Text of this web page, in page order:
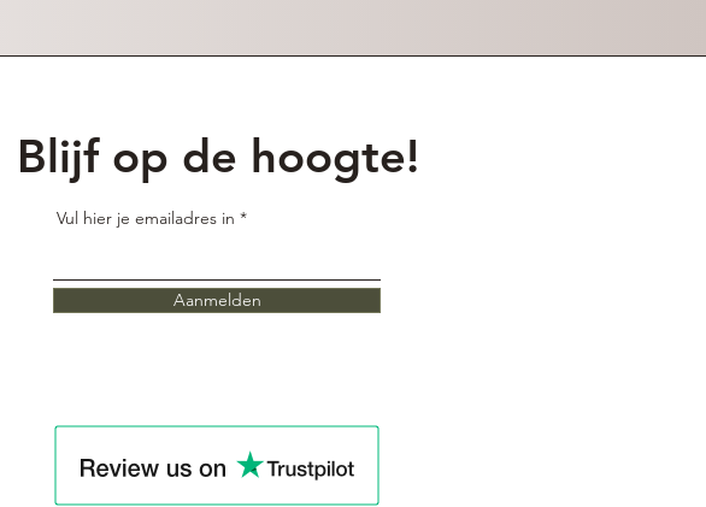
Blijf op de hoogte!
Vul hier je emailadres in
Aanmelden